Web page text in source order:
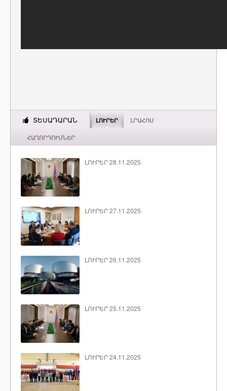
ՏԵՍԱԴԱՐԱՆ ԼՈՒՐԵՐ ԼՐԱՀՈՍ
ՀԱՂՈՐԴՈՒՄՆԵՐ
ԼՈՒՐԵՐ 28.11.2025
ԼՈՒՐԵՐ 27.11.2025
ԼՈՒՐԵՐ 26.11.2025
ԼՈՒՐԵՐ 25.11.2025
ԼՈՒՐԵՐ 24.11.2025